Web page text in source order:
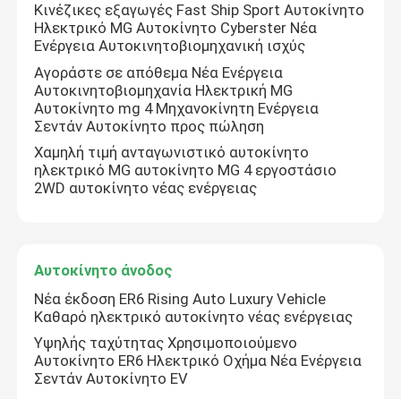
Αφήστε ένα μήνυμα
Κινέζικες εξαγωγές Fast Ship Sport Αυτοκίνητο
Ηλεκτρικό MG Αυτοκίνητο Cyberster Νέα
Ενέργεια Αυτοκινητοβιομηχανική ισχύς
Αγοράστε σε απόθεμα Νέα Ενέργεια
Αυτοκινητοβιομηχανία Ηλεκτρική MG
Αυτοκίνητο mg 4 Μηχανοκίνητη Ενέργεια
Σεντάν Αυτοκίνητο προς πώληση
Χαμηλή τιμή ανταγωνιστικό αυτοκίνητο
ηλεκτρικό MG αυτοκίνητο MG 4 εργοστάσιο
2WD αυτοκίνητο νέας ενέργειας
Αυτοκίνητο άνοδος
Νέα έκδοση ER6 Rising Auto Luxury Vehicle
Καθαρό ηλεκτρικό αυτοκίνητο νέας ενέργειας
Υψηλής ταχύτητας Χρησιμοποιούμενο
Αυτοκίνητο ER6 Ηλεκτρικό Οχήμα Νέα Ενέργεια
Σεντάν Αυτοκίνητο EV